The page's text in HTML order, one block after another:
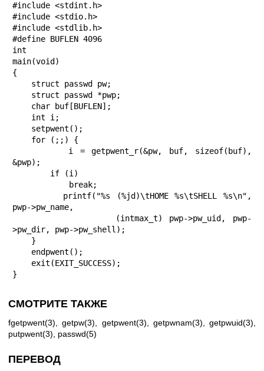
#include <stdint.h>
#include <stdio.h>
#include <stdlib.h>
#define BUFLEN 4096
int
main(void)
{
&pwp);
pwp->pw_name,
>pw_dir, pwp->pw_shell);
}
СМОТРИТЕ ТАКЖЕ
fgetpwent(3) ,getpw(3) getpwent(3) getpwnam(3) getpwuid(3)
putpwent(3)
passwd(5)
ПЕРЕВОД